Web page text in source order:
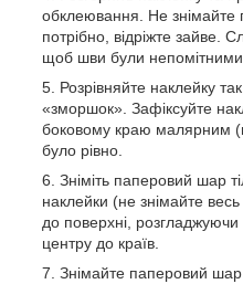
обклеювання. Не
потрібно, відріжте зайве.
щоб шви були
Розрівняйте наклейку
«зморшок». Зафіксуйте
боковому краю малярним
було рівно.
Зніміть паперовий шар
наклейки (не знімайте
до поверхні,
центру до країв.
Знімайте паперовий